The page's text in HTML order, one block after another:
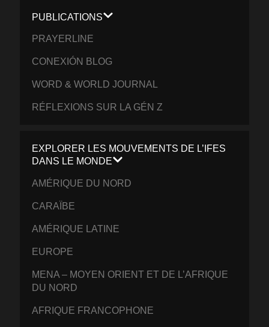
PUBLICATIONS
PRAYERLINE
CONEXIÓN BLOG
WORD & WORLD JOURNAL
RÉFLEXIONS SUR LA GÉN Z
EXPLORER LES MOUVEMENTS DE L’IFES
DANS LE MONDE
AMÉRIQUE DU NORD
CARAÏBE
AMÉRIQUE LATINE
EUROPE
MENA – MOYEN ORIENT ET DE L’AFRIQUE
DU NORD
AFRIQUE FRANCOPHONE